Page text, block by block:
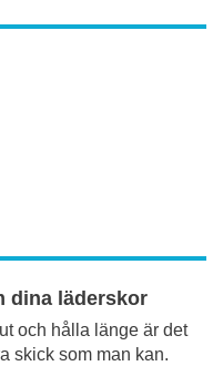
dina läderskor
och hålla länge är det
skick som man kan.